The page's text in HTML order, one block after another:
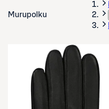
Murupolku